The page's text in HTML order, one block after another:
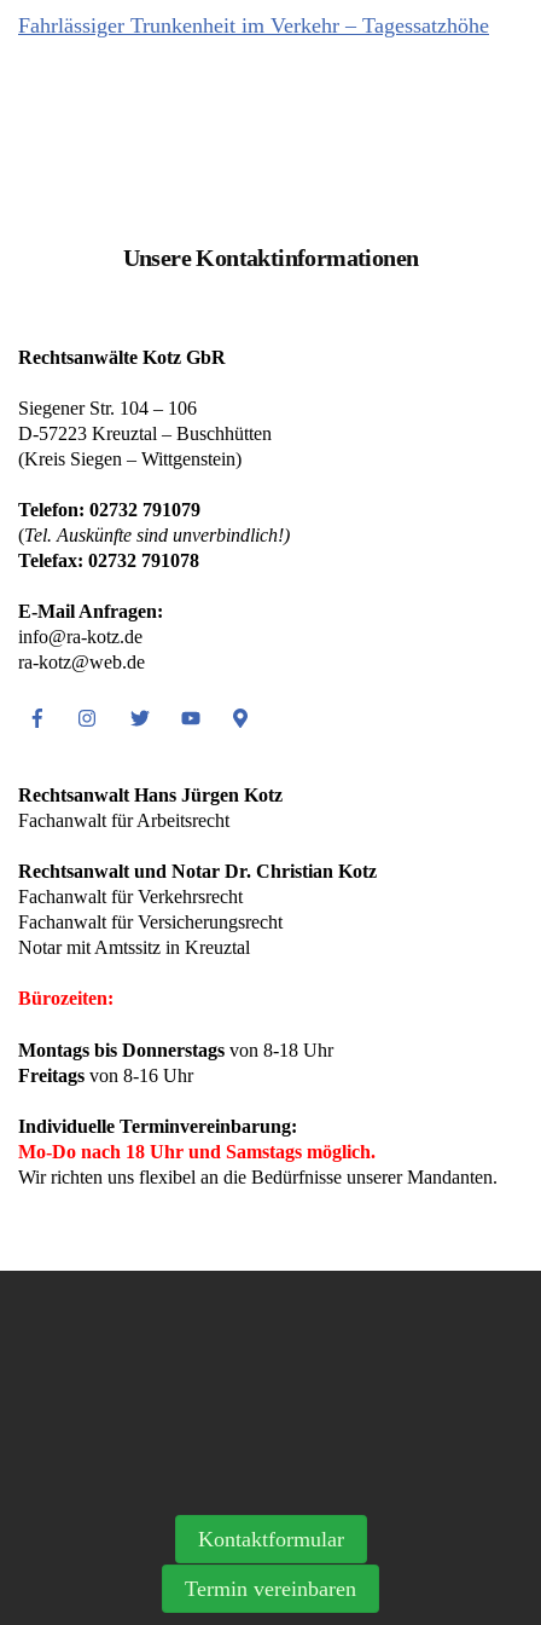
Fahrlässiger Trunkenheit im Verkehr – Tagessatzhöhe
Unsere Kontaktinformationen
Rechtsanwälte Kotz GbR
Siegener Str. 104 – 106
D-57223 Kreuztal – Buschhütten
(Kreis Siegen – Wittgenstein)
Telefon: 02732 791079
(Tel. Auskünfte sind unverbindlich!)
Telefax: 02732 791078
E-Mail Anfragen:
info@ra-kotz.de
ra-kotz@web.de
FacebookInstagramTwitter Youtube Google
Rechtsanwalt Hans Jürgen Kotz
Fachanwalt für Arbeitsrecht
Rechtsanwalt und Notar Dr. Christian Kotz
Fachanwalt für Verkehrsrecht
Fachanwalt für Versicherungsrecht
Notar mit Amtssitz in Kreuztal
Bürozeiten:
Montags bis Donnerstags von 8-18 Uhr
Freitags von 8-16 Uhr
Individuelle Terminvereinbarung:
Mo-Do nach 18 Uhr und Samstags möglich.
Wir richten uns flexibel an die Bedürfnisse unserer Mandanten.
Kontaktformular
Termin vereinbaren